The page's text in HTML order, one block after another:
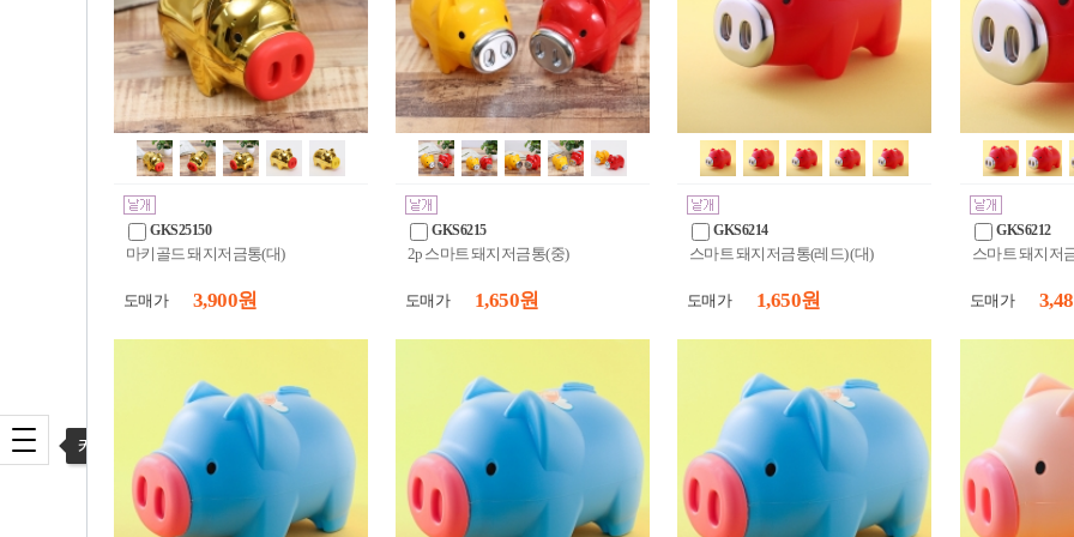
카테고리 열기
GKS25150
마키골드 돼지저금통(대)
도매가 3,900 원
GKS6215
2p 스마트 돼지저금통(중)
도매가 1,650 원
GKS6214
스마트 돼지저금통(레드) (대)
도매가 1,650 원
GKS6212
스마트 돼지저
도매가